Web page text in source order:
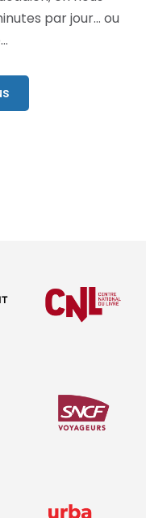
par jour… ou